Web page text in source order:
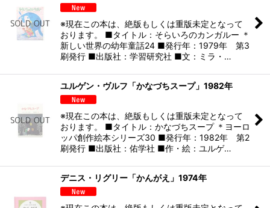
※現在この本は、絶版もしくは重版未定となって
おります。 ■タイトル：そらいろのカンガルー ＊
新しい世界の幼年童話24 ■発行年：1979年 第3
刷発行 ■出版社：学習研究社 ■文：ミラ・…
ユルゲン・ヴルフ「かなづちスープ」1982年
※現在この本は、絶版もしくは重版未定となって
おります。 ■タイトル：かなづちスープ ＊ヨーロ
ッパ創作絵本シリーズ30 ■発行年：1982年 第2
刷発行 ■出版社：佑学社 ■作・絵：ユルゲ…
デニス・リグリー「かんがえ」1974年